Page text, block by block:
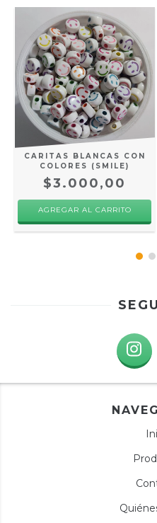
CARITAS BLANCAS CON
COLORES (SMILE)
$3.000,00
AGREGAR AL CARRITO